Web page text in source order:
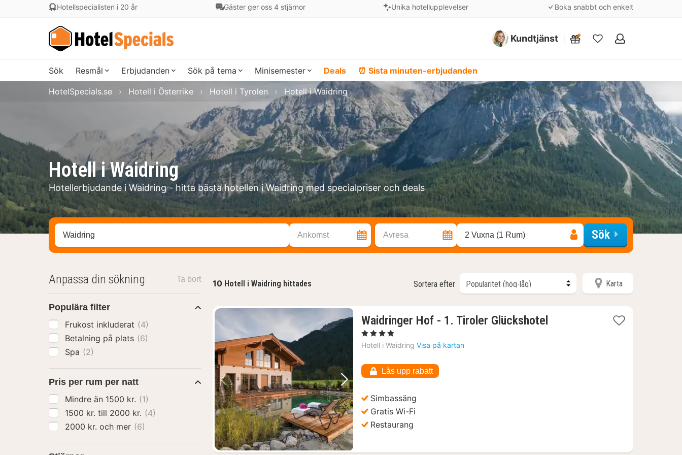
Hotellspecialisten i 20 år Gäster ger oss 4 stjärnor Unika hotellupplevelser Boka snabbt och enkelt
Kundtjänst
Mina
Sök Resmål Erbjudanden Sök på tema Minisemester Deals ⏰ Sista minuten-erbjudanden
Hotell i Waidring
Hotellerbjudande i Waidring - hitta bästa hotellen i Waidring med specialpriser och deals
HotelSpecials.se Hotell i Österrike Hotell i Tyrolen Hotell i Waidring
Sök efter hotell, område eller stad Ankomst Avresa 2 Vuxna (1 Rum) Sök
10 Hotell i Waidring hittades Sortera efter Karta
Föregående bild Nästa bild
Waidringer Hof - 1. Tiroler Glückshotel
, 4 Stjärnor
Hotell i Waidring Visa på kartan
Lås upp rabatt
Simbassäng
Gratis Wi-Fi
Restaurang
Anpassa din sökning Ta bort
Populära filter
Frukost inkluderat (4)
Betalning på plats (6)
Spa (2)
Pris per rum per natt
Mindre än 1500 kr. (1)
1500 kr. till 2000 kr. (4)
2000 kr. och mer (6)